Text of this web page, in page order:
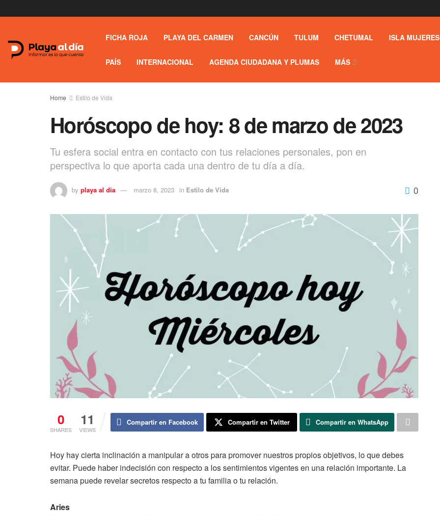
FICHA ROJA PLAYA DEL CARMEN CANCÚN TULUM CHETUMAL ISLA MUJERES
PAÍS INTERNACIONAL AGENDA CIUDADANA Y PLUMAS MÁS
Home Estilo de Vida
Horóscopo de hoy: 8 de marzo de 2023
Tu esfera social entra en contacto con tus relaciones personales, pon en
perspectiva lo que aporta cada una dentro de tu día a día.
by playa al dia marzo 8, 2023 in Estilo de Vida 0
0
SHARES
11
VIEWS
Compartir en Facebook Compartir en Twitter Compartir en WhatsApp
Hoy hay cierta inclinación a manipular a otros para promover nuestros propios objetivos, lo que debes
evitar. Puede haber indecisión con respecto a los sentimientos vigentes en una relación importante. La
semana puede revelar secretos respecto a tu familia o tu relación.
Aries